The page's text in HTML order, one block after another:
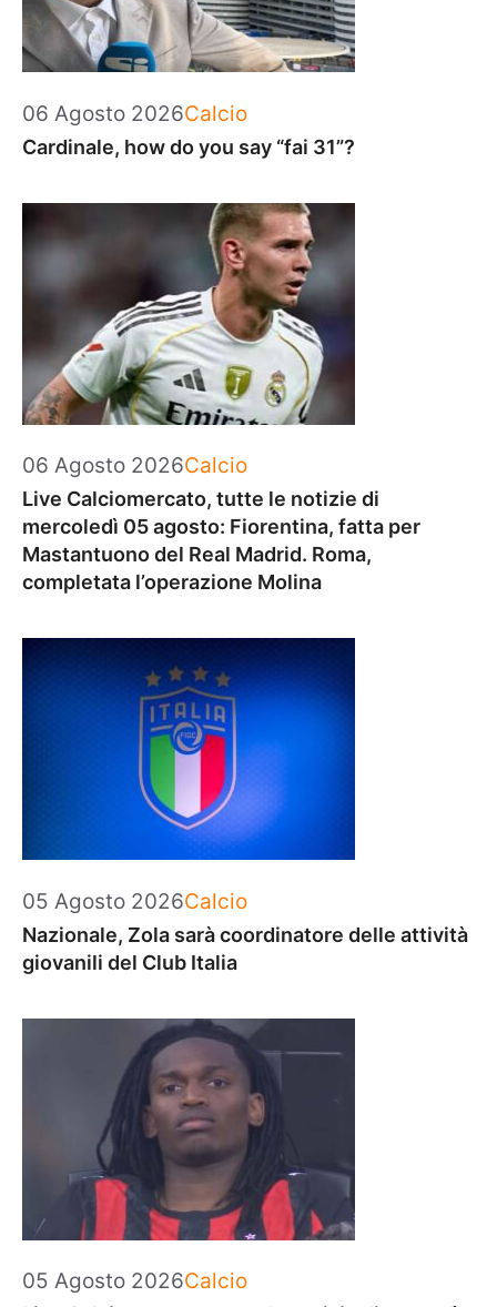
06 Agosto 2026Categorie
Calcio
Cardinale, how do you say “fai 31”?
06 Agosto 2026Categorie
Calcio
Live Calciomercato, tutte le notizie di
mercoledì 05 agosto: Fiorentina, fatta per
Mastantuono del Real Madrid. Roma,
completata l’operazione Molina
05 Agosto 2026Categorie
Calcio
Nazionale, Zola sarà coordinatore delle attività
giovanili del Club Italia
05 Agosto 2026Categorie
Calcio